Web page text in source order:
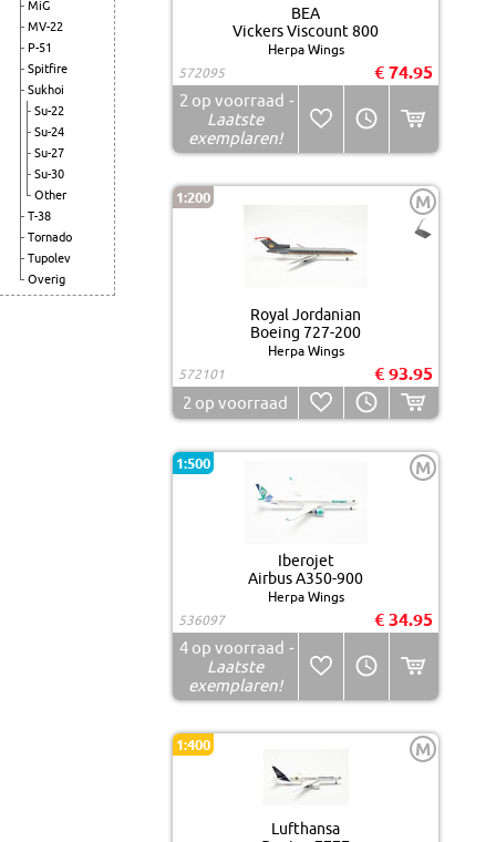
MiG
MV-22
P-51
Spitfire
Sukhoi
Su-22
Su-24
Su-27
Su-30
Other
T-38
Tornado
Tupolev
Overig
BEA
Vickers Viscount 800
Herpa Wings
572095
€ 74.95
2 op voorraad -
Laatste
exemplaren!
1:200 M
Royal Jordanian
Boeing 727-200
Herpa Wings
572101
€ 93.95
2 op voorraad
1:500 M
Iberojet
Airbus A350-900
Herpa Wings
536097
€ 34.95
4op voorraad -
Laatste
exemplaren!
1:400 M
Lufthansa